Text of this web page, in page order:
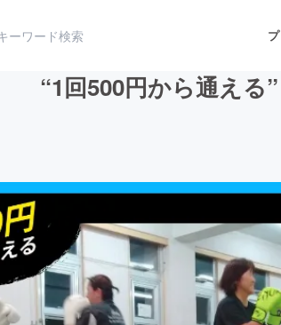
アート・写真
テクノロジー・ガジェット ゲーム
映像・映画 書籍
“1回500円から通える